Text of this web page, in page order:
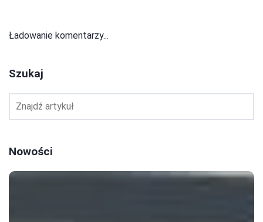
Ładowanie komentarzy...
Szukaj
Nowości